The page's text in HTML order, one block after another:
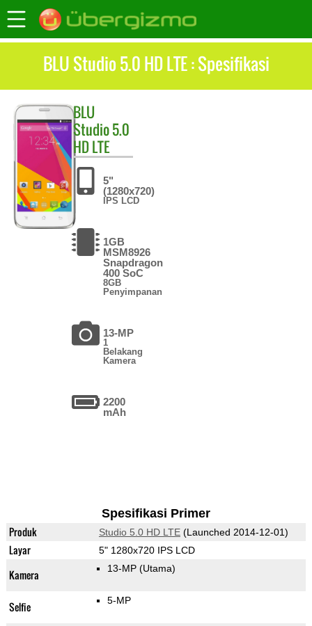
BLU Studio 5.0 HD LTE : Spesifikasi
BLU
Studio 5.0
HD LTE
5"
(1280x720)
IPS LCD
1GB
MSM8926
Snapdragon
400 SoC
8GB
Penyimpanan
13-MP
1
Belakang
Kamera
2200
mAh
Spesifikasi Primer
Produk Studio 5.0 HD LTE(Launched 2014-12-01)
Layar 5" 1280x720 IPS LCD
Kamera 13-MP (Utama)
Selfie 5-MP